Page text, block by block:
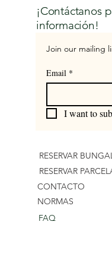
¡Contáctanos
información!
Join our mailing
Email *
I want to
RESERVAR
RESERVAR
CONTACTO
NORMAS
FAQ